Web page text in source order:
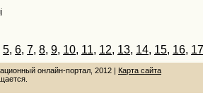
5, 6, 7, 8, 9, 10, 11, 12, 13, 14, 15, 16, 17
онлайн-портал, 2012 | Карта сайта